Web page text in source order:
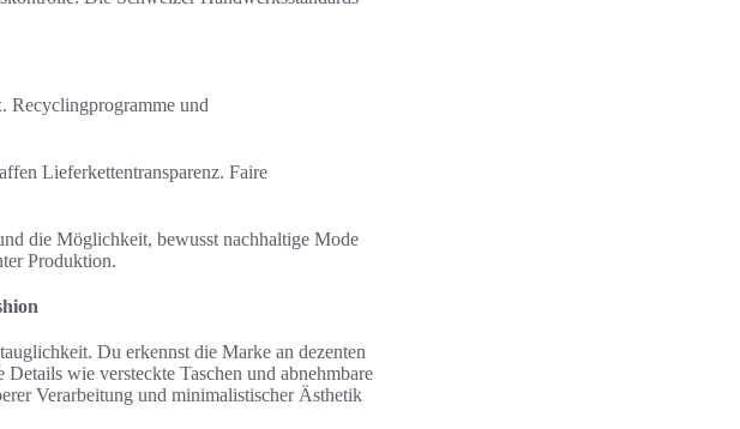
Recyclingprogramme und
Lieferkettentransparenz. Faire
die Möglichkeit, bewusst nachhaltige Mode
Produktion.
Du erkennst die Marke an dezenten
wie versteckte Taschen und abnehmbare
Verarbeitung und minimalistischer Ästhetik